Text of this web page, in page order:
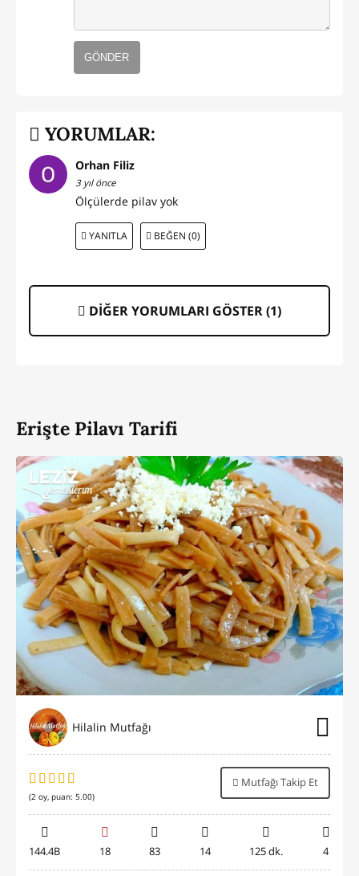
GÖNDER
YORUMLAR:
Orhan Filiz
3 yıl önce
Ölçülerde pilav yok
YANITLA BEĞEN (0)
DİĞER YORUMLARI GÖSTER (1)
Erişte Pilavı Tarifi
Hilalin Mutfağı
(2 oy, puan: 5.00)
Mutfağı Takip Et
144.4B 18 83 14 125 dk. 4